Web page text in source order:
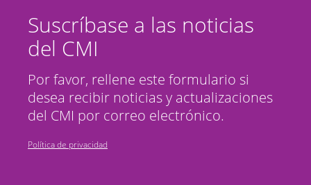
Suscríbase a las noticias
del CMI
Por favor, rellene este formulario si
desea recibir noticias y actualizaciones
del CMI por correo electrónico.
Política de privacidad